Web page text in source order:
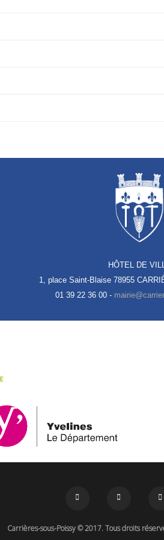
HÔTEL DE
1, place Saint-Blaise 78955
01 39 22 36 00 -
Carrières-sous-Poissy © 2017. Tous droits